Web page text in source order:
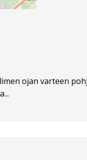
ojan varteen